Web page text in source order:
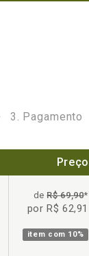
3. Pagamento
Preço
deR$ 69,90*
por R$ 62,91
item com 10%